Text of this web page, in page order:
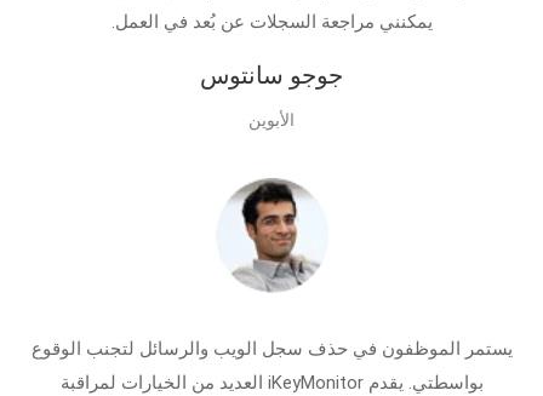
يمكنني مراجعة السجلات عن بُعد في العمل.
جوجو سانتوس
الأبوين
يستمر الموظفون في حذف سجل الويب والرسائل لتجنب الوقوع
بواسطتي. يقدم iKeyMonitor العديد من الخيارات لمراقبة